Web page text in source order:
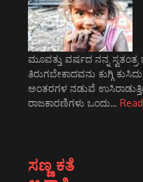
ಮೂವತ್ತು ವರ್ಷದ ನನ್ನ
ತಿರುಗಬೇಕಾದವನು ಕುಗ್ಗಿ
ಅಂತರಗಳ ನಡುವೆ
ರಾಜಕಾರಣಿಗಳು ಒಂದು…
ಸಣ್ಣ ಕತೆ